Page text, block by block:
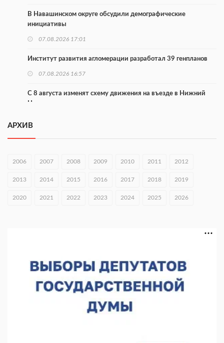
В Навашинском округе обсудили демографические
инициативы
07.08.2026 17:01
Институт развития агломерации разработал 39 генпланов
07.08.2026 16:57
С 8 августа изменят схему движения на въезде в Нижний
Новгород
В Нижегородской области прошло заседание АТК и
07.08.2026 14:54
В Чкаловске спустили на воду «Метеор-120Р»
07.08.2026 14:01
В Нижнем Новгороде отметили 70-летие Дня строителя
АРХИВ
2006 2007 2008 2009 2010 2011 2012
2013 2014 2015 2016 2017 2018 2019
2020 2021 2022 2023 2024 2025 2026